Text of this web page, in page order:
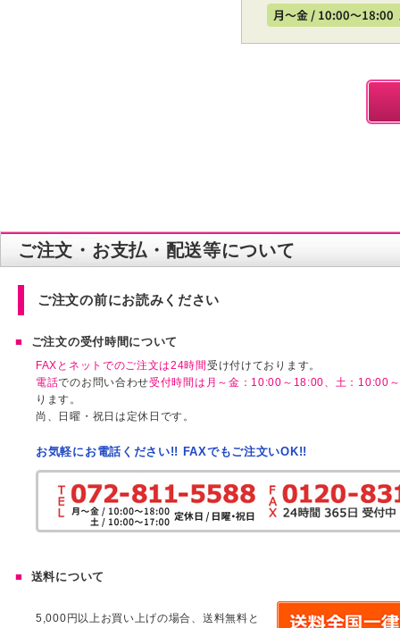
ご注文・お支払・配送等について
ご注文の前にお読みください
ご注文の受付時間について
FAXとネットでのご注文は24時間受け付けております。
電話でのお問い合わせ受付時間は月～金：10:00～18:00、土：10:00
ります。
尚、日曜・祝日は定休日です。
お気軽にお電話ください!! FAXでもご注文いOK!!
送料について
5,000円以上お買い上げの場合、送料無料と